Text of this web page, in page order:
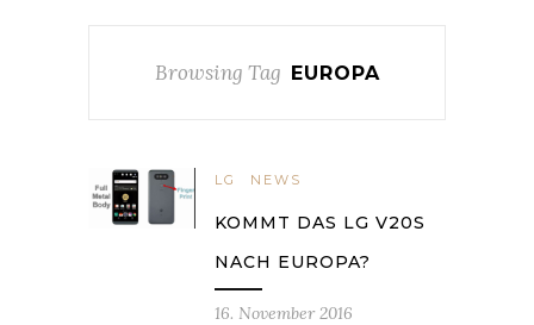
Browsing Tag EUROPA
LG NEWS
KOMMT DAS LG V20S
NACH EUROPA?
16. November 2016